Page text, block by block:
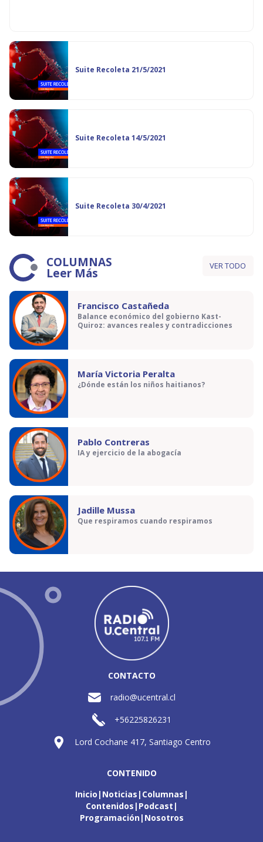
Suite Recoleta 21/5/2021
Suite Recoleta 14/5/2021
Suite Recoleta 30/4/2021
COLUMNAS
Leer Más VER TODO
Francisco Castañeda
Balance económico del gobierno Kast-
Quiroz: avances reales y contradicciones
María Victoria Peralta
¿Dónde están los niños haitianos?
Pablo Contreras
IA y ejercicio de la abogacía
Jadille Mussa
Que respiramos cuando respiramos
CONTACTO
radio@ucentral.cl
+56225826231
Lord Cochane 417, Santiago Centro
CONTENIDO
Inicio Noticias Columnas
Contenidos Podcast
Programación Nosotros